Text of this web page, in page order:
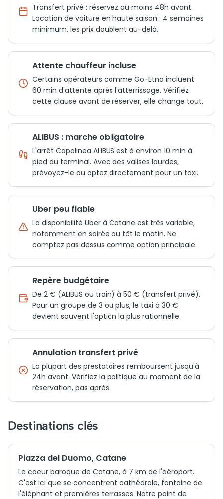
Transfert privé : réservez au moins 48h avant.
Location de voiture en haute saison : 4 semaines
minimum, les prix doublent au-delà.
Attente chauffeur incluse
Certains opérateurs comme Go-Etna incluent
60 min d'attente après l'atterrissage. Vérifiez
cette clause avant de réserver, elle change tout.
ALIBUS : marche obligatoire
L'arrêt Capolinea ALIBUS est à environ 10 min à
pied du terminal. Avec des valises lourdes,
prévoyez-le ou optez directement pour un taxi.
Uber peu fiable
La disponibilité Uber à Catane est très variable,
notamment en soirée ou tôt le matin. Ne
comptez pas dessus comme option principale.
Repère budgétaire
De 2 € (ALIBUS ou train) à 50 € (transfert privé).
Pour un groupe de 3 ou plus, le taxi à 30 €
devient souvent l'option la plus rationnelle.
Annulation transfert privé
La plupart des prestataires remboursent jusqu'à
24h avant. Vérifiez la politique au moment de la
réservation, pas après.
Destinations clés
Piazza del Duomo, Catane
Le coeur baroque de Catane, à 7 km de l'aéroport.
C'est ici que se concentrent cathédrale, fontaine de
l'éléphant et premières terrasses. Notre point de